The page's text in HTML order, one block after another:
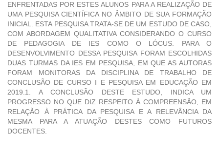
ENFRENTADAS POR ESTES ALUNOS PARA A REALIZAÇÃO DE
UMA PESQUISA CIENTÍFICA NO ÂMBITO DE SUA FORMAÇÃO
INICIAL. ESTA PESQUISA TRATA-SE DE UM ESTUDO DE CASO,
COM ABORDAGEM QUALITATIVA CONSIDERANDO O CURSO
DE PEDAGOGIA DE IES COMO O LÓCUS. PARA O
DESENVOLVIMENTO DESSA PESQUISA FORAM ESCOLHIDAS
DUAS TURMAS DA IES EM PESQUISA, EM QUE AS AUTORAS
FORAM MONITORAS DA DISCIPLINA DE TRABALHO DE
CONCLUSÃO DE CURSO I E PESQUISA EM EDUCAÇÃO EM
2019.1. A CONCLUSÃO DESTE ESTUDO, INDICA UM
PROGRESSO NO QUE DIZ RESPEITO À COMPREENSÃO, EM
RELAÇÃO À PRÁTICA DA PESQUISA E A RELEVÂNCIA DA
MESMA PARA A ATUAÇÃO DESTES COMO FUTUROS
DOCENTES.